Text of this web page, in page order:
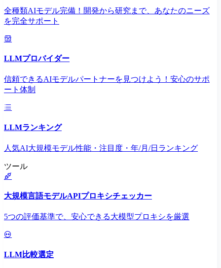
全種類AIモデル完備！開発から研究まで、あなたのニーズ
を完全サポート
LLMプロバイダー
信頼できるAIモデルパートナーを見つけよう！安心のサポ
ート体制
LLMランキング
人気AI大規模モデル性能・注目度・年/月/日ランキング
ツール
大規模言語モデルAPIプロキシチェッカー
5つの評価基準で、安心できる大模型プロキシを厳選
LLM比較選定